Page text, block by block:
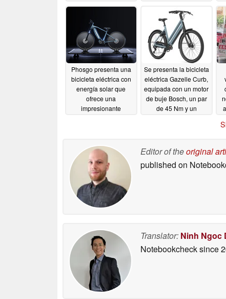
07/16/2026
autonomía de 55 millas
07/15/2026
Phosgo presenta una
bicicleta eléctrica con
energía solar que
ofrece una
impresionante
Se presenta la bicicleta
eléctrica Gazelle Curb,
equipada con un motor
de buje Bosch, un par
de 45 Nm y un
Editor of theoriginal
published on
Translator: Ninh Ngoc
Notebookchecksince